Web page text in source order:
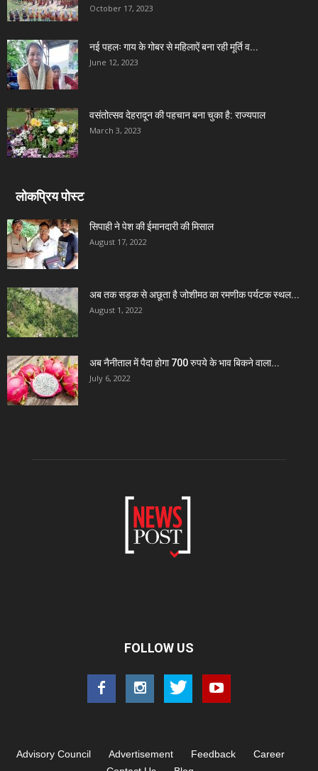
October 17, 2023
नई पहलः गाय के गोबर से महिलाऐं बना रही मूर्ति व...
June 12, 2023
वसंतोत्सव देहरादून की पहचान बना चुका है: राज्यपाल
March 3, 2023
लोकप्रिय पोस्ट
सिपाही ने पेश की ईमानदारी की मिसाल
August 17, 2022
अब तक सड़क से अछूता है जोशीमठ का रमणीक पर्यटक स्थल...
August 1, 2022
अब नैनीताल में पैदा होगा 700 रुपये के भाव बिकने वाला...
July 6, 2022
FOLLOW US
Advisory Council Advertisement Feedback
Career